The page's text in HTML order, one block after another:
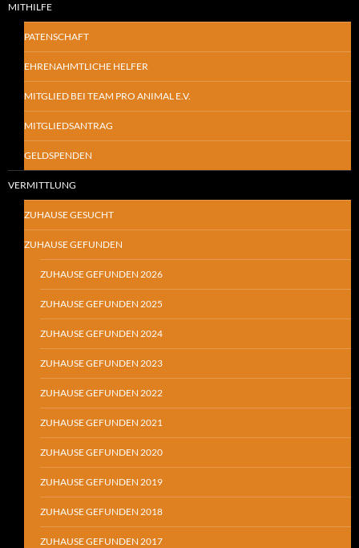
MITHILFE
PATENSCHAFT
EHRENAHMTLICHE HELFER
MITGLIED BEI TEAM PRO ANIMAL E.V.
MITGLIEDSANTRAG
GELDSPENDEN
VERMITTLUNG
ZUHAUSE GESUCHT
ZUHAUSE GEFUNDEN
ZUHAUSE GEFUNDEN 2026
ZUHAUSE GEFUNDEN 2025
ZUHAUSE GEFUNDEN 2024
ZUHAUSE GEFUNDEN 2023
ZUHAUSE GEFUNDEN 2022
ZUHAUSE GEFUNDEN 2021
ZUHAUSE GEFUNDEN 2020
ZUHAUSE GEFUNDEN 2019
ZUHAUSE GEFUNDEN 2018
ZUHAUSE GEFUNDEN 2017